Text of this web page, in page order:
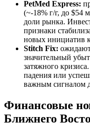
PetMed Express:
(~-18% г/г, до $54
доли рынка.
признаки
новых инициатив
Stitch Fix:
значительный
затяжного
падения или
важным сигналом
Финансовые
Ближнего